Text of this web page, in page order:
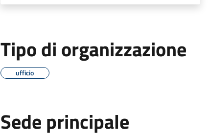
Tipo di organizzazione
ufficio
Sede principale